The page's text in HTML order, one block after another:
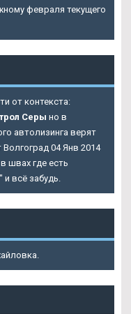
февраля текущего
от контекста:
Серы но в
автолизинга верят
04 Янв 2014
швах где есть
всё забудь.